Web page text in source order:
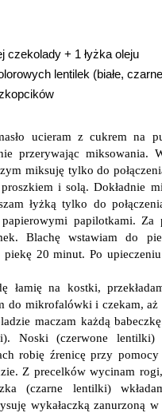
czekolady + 1 łyżka oleju
lentilek (białe,
ucieram z cukrem na
przerywając miksowania.
miksuję tylko do
i solą. Dokładnie
łyżką tylko do
papilotkami. Za
Blachę wstawiam do
20 minut. Po
łamię na kostki,
do mikrofalówki i czekam,
maczam każdą
Noski (czerwone lentilki)
robię źrenicę przy pomocy
Z precelków wycinam
(czarne lentilki)
wykałaczką zanurzoną